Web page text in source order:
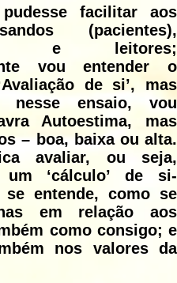
facilitar aos
(pacientes),
e leitores;
vou entender o
de si’, mas
nesse ensaio, vou
Autoestima, mas
– boa, baixa ou alta.
avaliar, ou seja,
‘cálculo’ de si-
se entende, como se
em relação aos
como consigo; e
nos valores da